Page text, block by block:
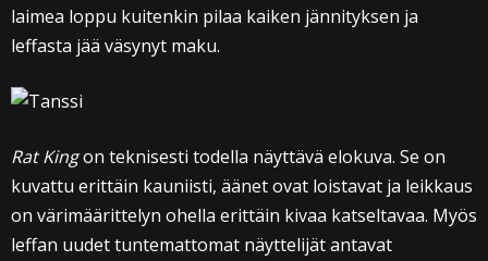
laimea loppu kuitenkin pilaa kaiken jännityksen ja
leffasta jää väsynyt maku.
Rat Kingon teknisesti todella näyttävä elokuva. Se on
kuvattu erittäin kauniisti, äänet ovat loistavat ja leikkaus
on värimäärittelyn ohella erittäin kivaa katseltavaa. Myös
leffan uudet tuntemattomat näyttelijät antavat